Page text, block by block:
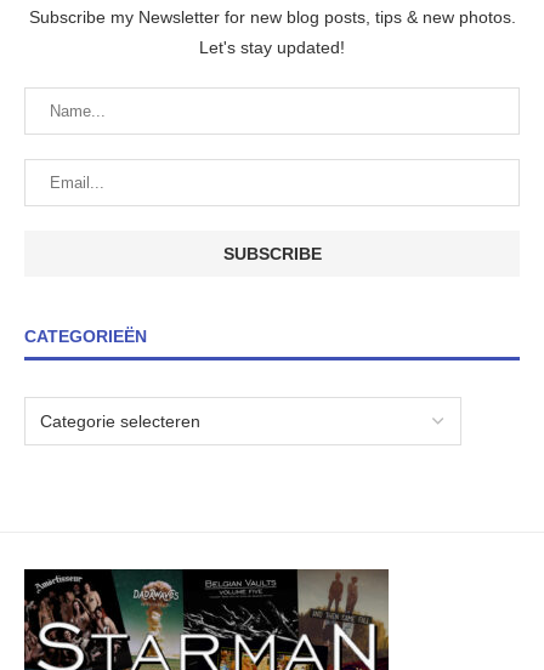
Subscribe my Newsletter for new blog posts, tips & new photos.
Let's stay updated!
CATEGORIEËN